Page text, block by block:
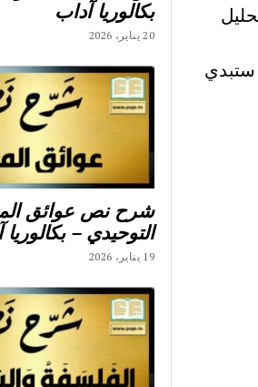
ستبدي
بكالوريا آداب
20 يناير، 2026
شرح نص عوائق
التوحيدي –
19 يناير، 2026